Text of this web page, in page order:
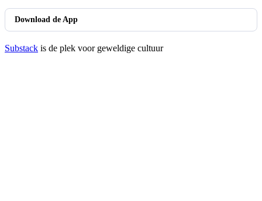
Download de App
Substack is de plek voor geweldige cultuur